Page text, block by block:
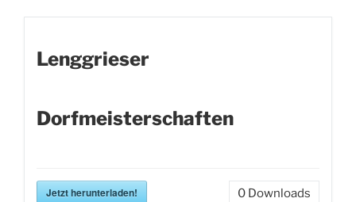
Lenggrieser
Dorfmeisterschaften
Jetzt herunterladen! 0 Downloads